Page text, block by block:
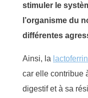
stimuler le
l’organisme du
différentes
Ainsi, la
car elle contribue
digestif et à sa